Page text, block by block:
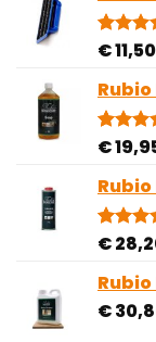
op
op
1
€11,50
op
28
€
op
1
€
€